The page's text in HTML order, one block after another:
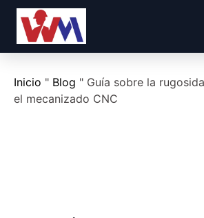
Inicio " Blog " Guía sobre la
el mecanizado CNC